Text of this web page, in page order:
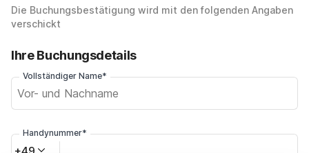
Die Buchungsbestätigung wird mit den folgenden Angaben
verschickt
Ihre Buchungsdetails
Vollständiger Name*
Handynummer*